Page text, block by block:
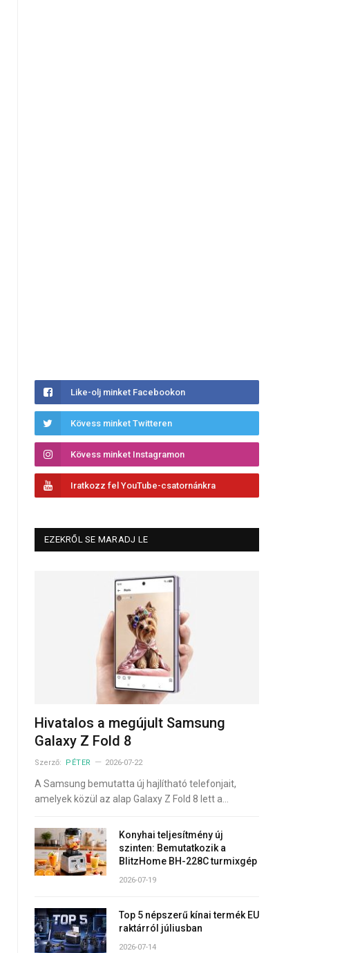
Like-olj minket Facebookon
Kövess minket Twitteren
Kövess minket Instagramon
Iratkozz fel YouTube-csatornánkra
EZEKRŐL SE MARADJ LE
Hivatalos a megújult Samsung
Galaxy Z Fold 8
Szerző: PÉTER 2026-07-22
A Samsung bemutatta új hajlítható telefonjait,
amelyek közül az alap Galaxy Z Fold 8 lett a…
Konyhai teljesítmény új
szinten: Bemutatkozik a
BlitzHome BH-228C turmixgép
2026-07-19
Top 5 népszerű kínai termék EU
raktárról júliusban
2026-07-14